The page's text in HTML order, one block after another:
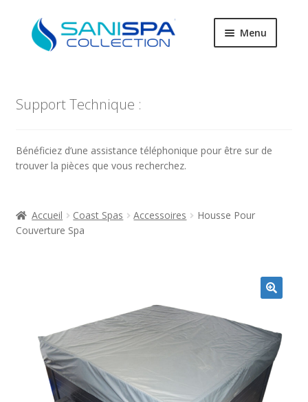
Aller
à
Aller
au
Menu
Produits d’entretien
enfant
Only Spa
Contact
Support Technique :
Bénéficiez d’une assistance téléphonique pour être sur de
trouver la pièces que vous recherchez.
Accueil Coast Spas Accessoires
Housse Pour
Couverture Spa